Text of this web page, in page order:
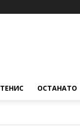
ТЕНИС ОСТАНАТО